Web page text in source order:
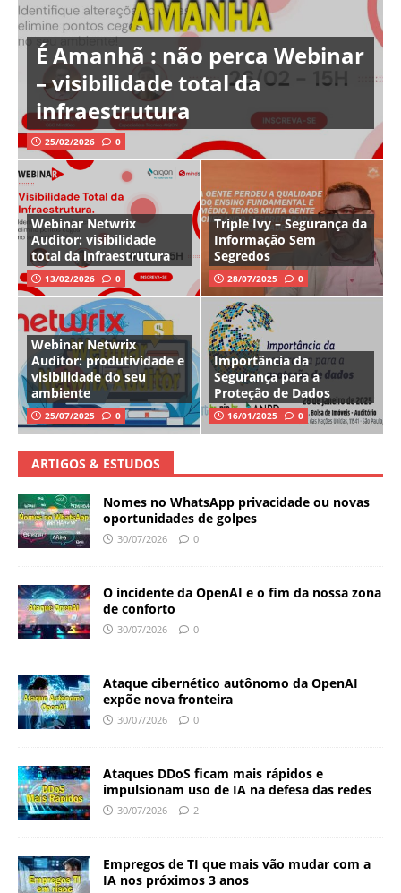
É Amanhã : não perca Webinar
– visibilidade total da
infraestrutura
25/02/2026 0
Webinar Netwrix
Auditor: visibilidade
total da infraestrutura
13/02/2026 0
Triple Ivy – Segurança da
Informação Sem
Segredos
28/07/2025 0
Webinar Netwrix
Auditor: produtividade e
visibilidade do seu
ambiente
25/07/2025 0
Importância da
Segurança para a
Proteção de Dados
16/01/2025 0
ARTIGOS & ESTUDOS
Nomes no WhatsApp privacidade ou novas
oportunidades de golpes
30/07/2026 0
O incidente da OpenAI e o fim da nossa zona
de conforto
30/07/2026 0
Ataque cibernético autônomo da OpenAI
expõe nova fronteira
30/07/2026 0
Ataques DDoS ficam mais rápidos e
impulsionam uso de IA na defesa das redes
30/07/2026 2
Empregos de TI que mais vão mudar com a
IA nos próximos 3 anos